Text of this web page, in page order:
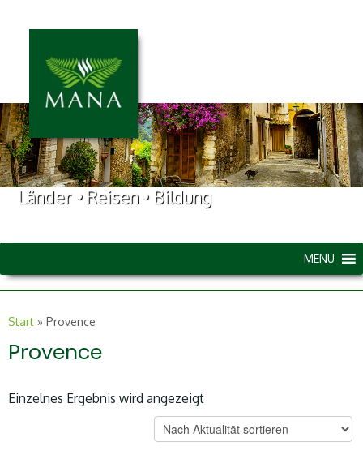
Länder • Reisen • Bildung
MENU
Start » Provence
Provence
Einzelnes Ergebnis wird angezeigt